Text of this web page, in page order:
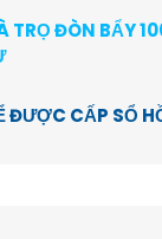
TRỌ ĐÒN BẨY
ĐƯỢC CẤP SỔ